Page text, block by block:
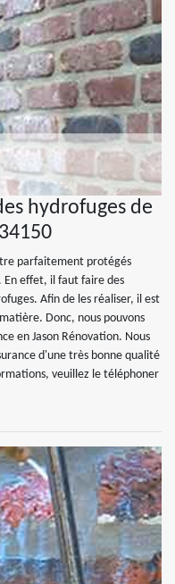
hydrofuges de
parfaitement protégés
En effet, il faut faire des
Afin de les réaliser, il est
Donc, nous pouvons
en Jason Rénovation. Nous
d'une très bonne qualité
veuillez le téléphoner